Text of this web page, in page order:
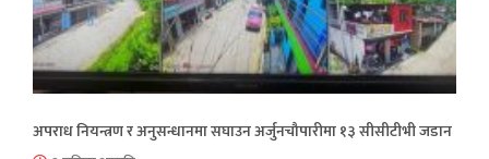
अपराध नियन्त्रण र अनुसन्धानमा सघाउन अर्जुनचौपारीमा १३ सीसीटीभी जडान